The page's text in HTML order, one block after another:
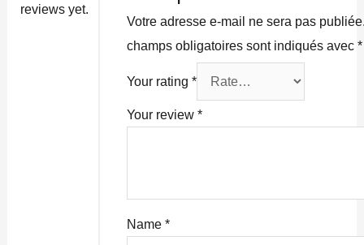
reviews yet.
Votre adresse e-mail ne sera pas
champs obligatoires sont indiqués avec*
Your rating*
Your review*
Name*